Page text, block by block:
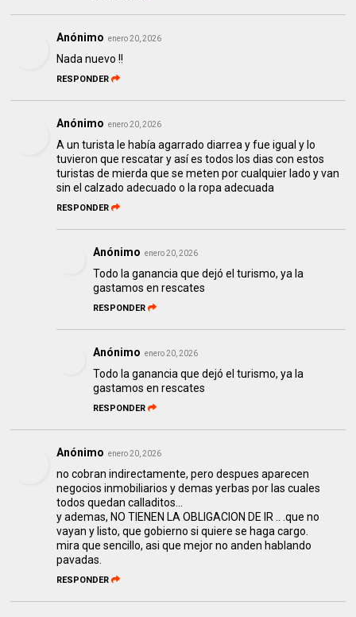
Anónimo enero 20, 2026
Nada nuevo !!
RESPONDER
Anónimo enero 20, 2026
A un turista le había agarrado diarrea y fue igual y lo
tuvieron que rescatar y así es todos los dias con estos
turistas de mierda que se meten por cualquier lado y van
sin el calzado adecuado o la ropa adecuada
RESPONDER
Anónimo enero 20, 2026
Todo la ganancia que dejó el turismo, ya la
gastamos en rescates
RESPONDER
Anónimo enero 20, 2026
Todo la ganancia que dejó el turismo, ya la
gastamos en rescates
RESPONDER
Anónimo enero 20, 2026
no cobran indirectamente, pero despues aparecen
negocios inmobiliarios y demas yerbas por las cuales
todos quedan calladitos...
y ademas, NO TIENEN LA OBLIGACION DE IR .. .que no
vayan y listo, que gobierno si quiere se haga cargo.
mira que sencillo, asi que mejor no anden hablando
pavadas.
RESPONDER